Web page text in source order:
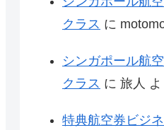
クラス に
シンガポール航
クラス に 旅人 よ
特典航空券ビジ